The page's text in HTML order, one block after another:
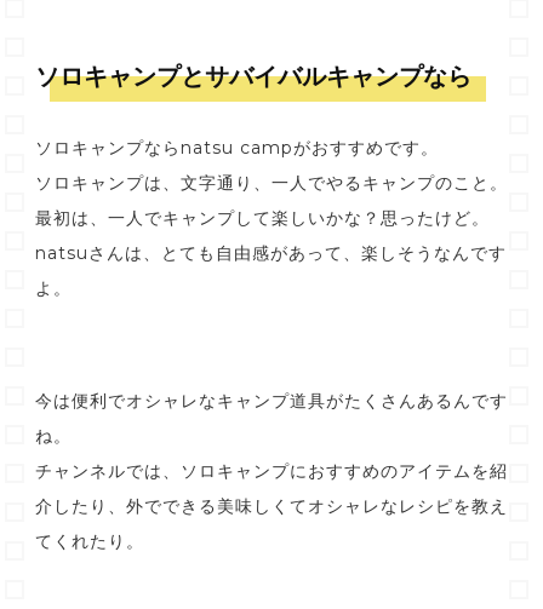
ソロキャンプとサバイバルキャンプなら
ソロキャンプならnatsu campがおすすめです。
ソロキャンプは、文字通り、一人でやるキャンプのこと。
最初は、一人でキャンプして楽しいかな？思ったけど。
natsuさんは、とても自由感があって、楽しそうなんです
よ。
今は便利でオシャレなキャンプ道具がたくさんあるんです
ね。
チャンネルでは、ソロキャンプにおすすめのアイテムを紹
介したり、外でできる美味しくてオシャレなレシピを教え
てくれたり。